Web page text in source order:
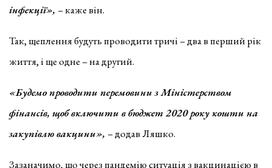
інфекції», – каже він.
Так, щеплення будуть проводити тричі – два в перший рік
життя, і ще одне – на другий.
«Будемо проводити перемовини з Міністерством
фінансів, щоб включити в бюджет 2020 року кошти на
закупівлю вакцини», – додав Ляшко.
Зазаначимо, що через пандемію ситуація з вакцинацією в